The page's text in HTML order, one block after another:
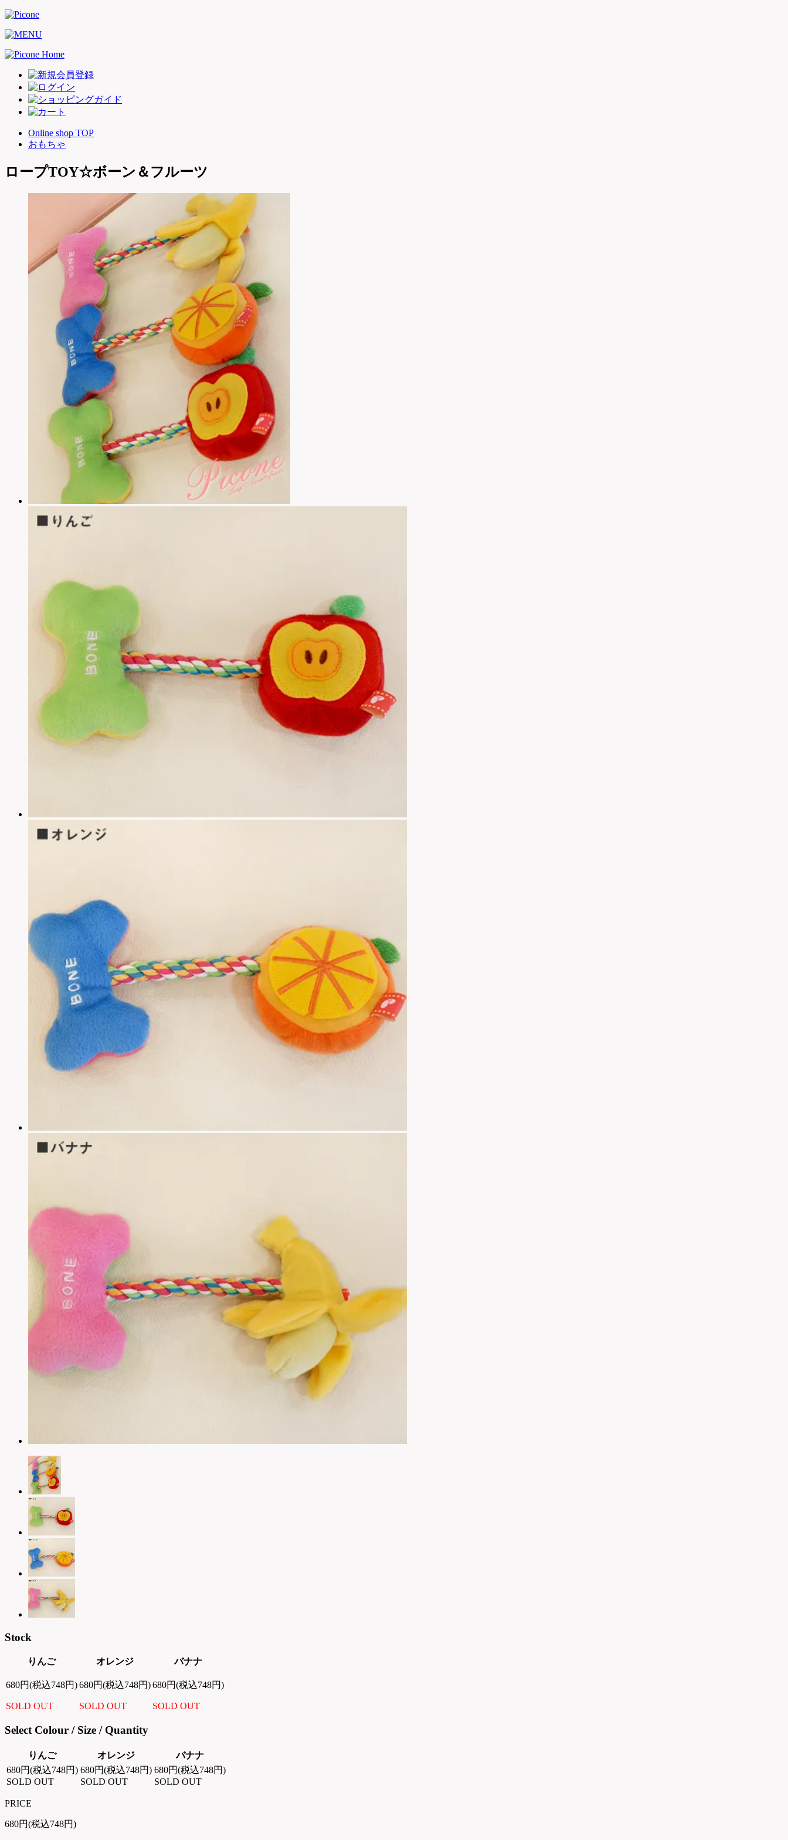
Online shop TOP
おもちゃ
ロープTOY☆ボーン＆フルーツ
Stock
りんご オレンジ バナナ
680円(税込748円)
SOLD OUT
680円(税込748円)
SOLD OUT
680円(税込748円)
SOLD OUT
Select Colour / Size / Quantity
りんご オレンジ
バナナ
680円(税込748円)
SOLD OUT
680円(税込748円)
SOLD OUT
680円(税込748円)
SOLD OUT
PRICE
680円(税込748円)